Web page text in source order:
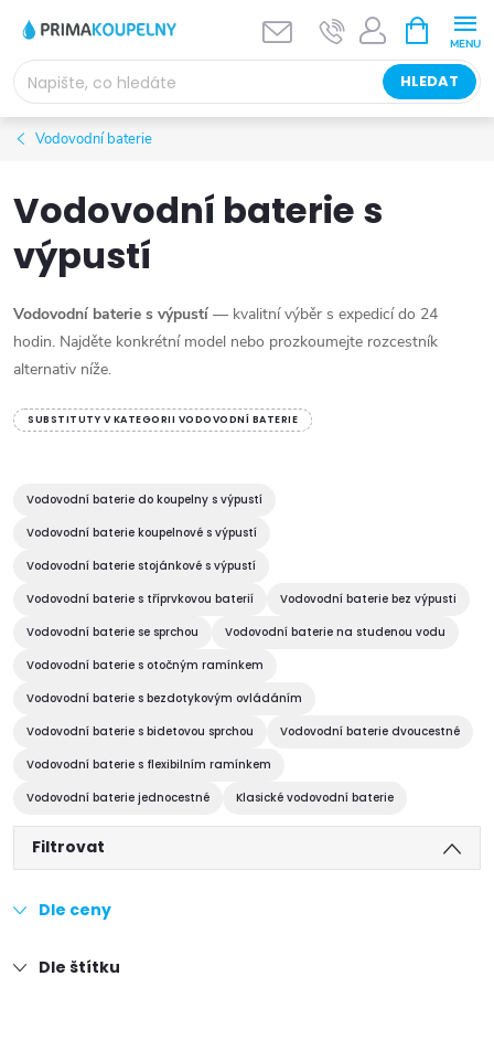
obsah
HLEDAT
NÁKUPNÍ
KOŠÍK
Vodovodní baterie
Vodovodní baterie s
výpustí
Vodovodní baterie s výpustí — kvalitní výběr s expedicí do 24
hodin. Najděte konkrétní model nebo prozkoumejte rozcestník
alternativ níže.
SUBSTITUTY V KATEGORII VODOVODNÍ BATERIE
Vodovodní baterie do koupelny s výpustí
Vodovodní baterie koupelnové s výpustí
Vodovodní baterie stojánkové s výpustí
Vodovodní baterie s tříprvkovou baterií
Vodovodní baterie bez výpusti
Vodovodní baterie se sprchou
Vodovodní baterie na studenou vodu
Vodovodní baterie s otočným ramínkem
Vodovodní baterie s bezdotykovým ovládáním
Vodovodní baterie s bidetovou sprchou
Vodovodní baterie dvoucestné
Vodovodní baterie s flexibilním ramínkem
Vodovodní baterie jednocestné
Klasické vodovodní baterie
Filtrovat
Dle ceny
Dle štítku